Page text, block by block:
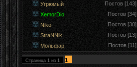
Угрюмый
Постов [143]
XemorDio
Постов [34]
Niko
Постов [30]
StraNNik
Постов [13]
Мольфар
Постов [11]
Страница 1 из 1 1